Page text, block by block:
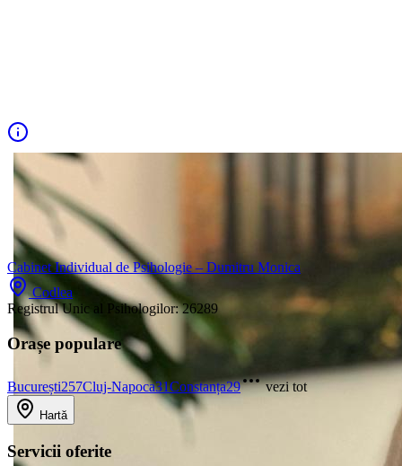
Cabinet Individual de Psihologie – Dumitru Monica
Codlea
Registrul Unic al Psihologilor:26289
Orașe populare
București257Cluj-Napoca31Constanța29 vezi tot
Hartă
Servicii oferite